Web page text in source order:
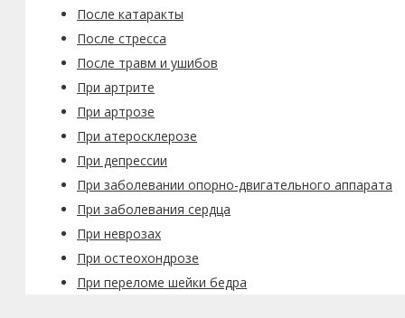
После катаракты
После стресса
После травм и ушибов
При артрите
При артрозе
При атеросклерозе
При депрессии
При заболевании опорно-двигательного аппарата
При заболевания сердца
При неврозах
При остеохондрозе
При переломе шейки бедра